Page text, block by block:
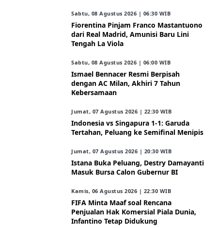
Sabtu, 08 Agustus 2026 | 06:30 WIB
Fiorentina Pinjam Franco Mastantuono
dari Real Madrid, Amunisi Baru Lini
Tengah La Viola
Sabtu, 08 Agustus 2026 | 06:00 WIB
Ismael Bennacer Resmi Berpisah
dengan AC Milan, Akhiri 7 Tahun
Kebersamaan
Jumat, 07 Agustus 2026 | 22:30 WIB
Indonesia vs Singapura 1-1: Garuda
Tertahan, Peluang ke Semifinal Menipis
Jumat, 07 Agustus 2026 | 20:30 WIB
Istana Buka Peluang, Destry Damayanti
Masuk Bursa Calon Gubernur BI
Kamis, 06 Agustus 2026 | 22:30 WIB
FIFA Minta Maaf soal Rencana
Penjualan Hak Komersial Piala Dunia,
Infantino Tetap Didukung